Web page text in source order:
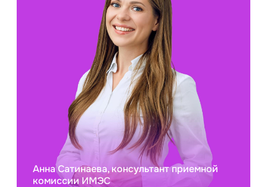
Анна Сатинаева, консультант приемной
комиссии ИМЭС